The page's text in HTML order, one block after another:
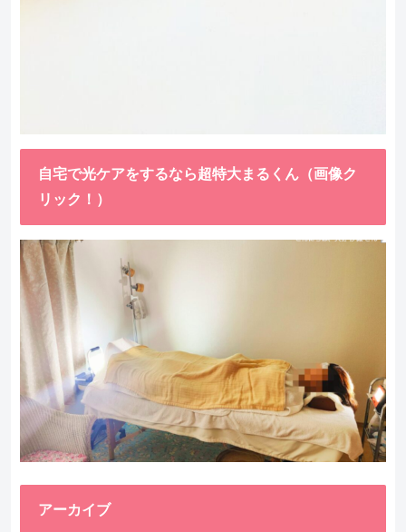
自宅で光ケアをするなら超特大まるくん（画像ク
リック！）
アーカイブ